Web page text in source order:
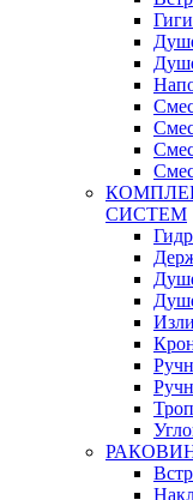
СИСТЕМ